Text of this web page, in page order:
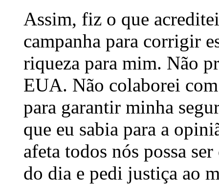
Assim, fiz o que
campanha para corrigir
riqueza para mim. Não
EUA. Não colaborei
para garantir minha
que eu sabia para a
afeta todos nós possa
do dia e pedi justiça ao